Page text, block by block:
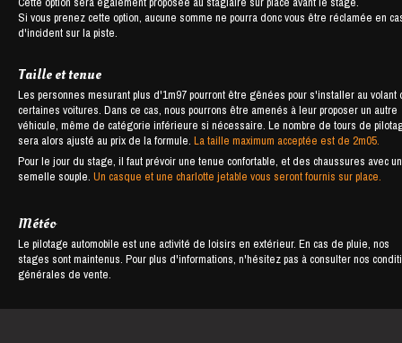
Si vous prenez cette option, aucune somme ne pourra donc vous être réclamée en
d'incident sur la piste.
Taille et tenue
Les personnes mesurant plus d'1m97 pourront être gênées pour s'installer au volant
certaines voitures. Dans ce cas, nous pourrons être amenés à leur proposer un autre
véhicule, même de catégorie inférieure si nécessaire. Le nombre de tours de
sera alors ajusté au prix de la formule.La taille maximum acceptée est de 2m05.
Pour le jour du stage, il faut prévoir une tenue confortable, et des chaussures avec
semelle souple.Un casque et une charlotte jetable vous seront fournis sur place.
Météo
Le pilotage automobile est une activité de loisirs en extérieur. En cas de pluie, nos
stages sont maintenus. Pour plus d'informations, n'hésitez pas à consulter nos
générales de vente.